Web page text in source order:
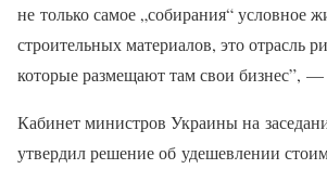
не только самое „собирания“ условное
строительных материалов, это отрасль
которые размещают там свои бизнес”,
Кабинет министров Украины на
утвердил решение об удешевлении